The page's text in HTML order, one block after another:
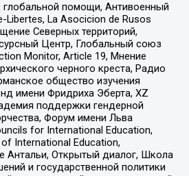
помощи, Антивоенный
Libertes, La Asocicion de Rusos
Северных территорий,
Центр, Глобальный союз
Monitor, Article 19, Мнение
черного креста, Радио
общество изучения
имени Фридриха Эберта, XZ
поддержки гендерной
Форум имени Льва
for International Education,
International Education,
Антальи, Открытый диалог, Школа
и государственной политики